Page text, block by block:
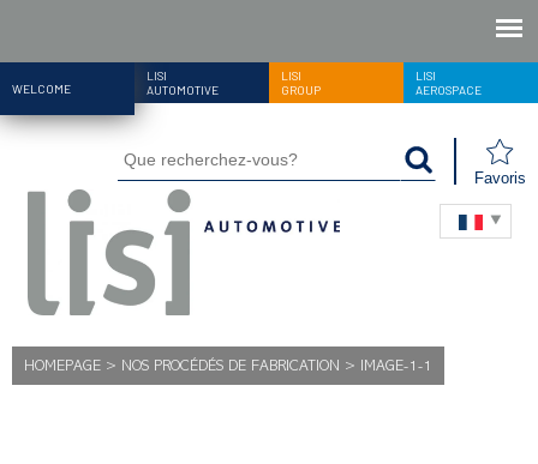
WELCOME
LISI
AUTOMOTIVE
LISI
GROUP
LISI
AEROSPACE
Favoris
HOMEPAGE > NOS PROCÉDÉS DE FABRICATION > IMAGE-1-1